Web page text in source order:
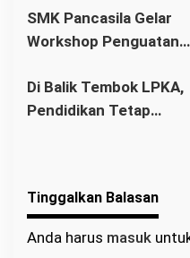
Bawat Keuskupan
Agung Pontianak,
Berdiri
SMK Pancasila Gelar
Workshop Penguatan
Standar Nasional
Pendidikan
Di Balik Tembok LPKA,
Pendidikan Tetap
dan C
Tinggalkan Balasan
Anda harus masuk